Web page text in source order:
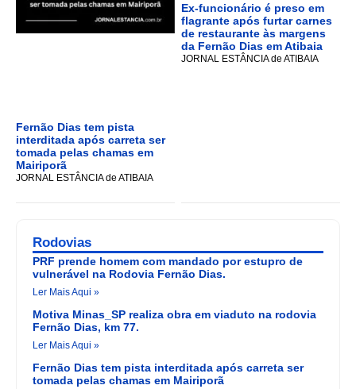
Fernão Dias tem pista
interditada após carreta ser
tomada pelas chamas em
Mairiporã
JORNAL ESTÂNCIA de ATIBAIA
Ex-funcionário é preso em
flagrante após furtar carnes
de restaurante às margens
da Fernão Dias em Atibaia
JORNAL ESTÂNCIA de ATIBAIA
Rodovias
PRF prende homem com mandado por estupro de
vulnerável na Rodovia Fernão Dias.
Ler Mais Aqui »
Motiva Minas_SP realiza obra em viaduto na rodovia
Fernão Dias, km 77.
Ler Mais Aqui »
Fernão Dias tem pista interditada após carreta ser
tomada pelas chamas em Mairiporã